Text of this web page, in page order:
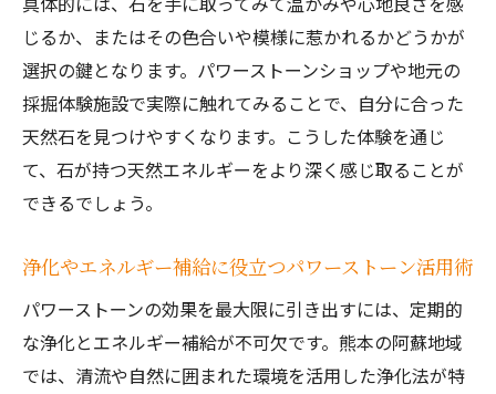
じるか、またはその色合いや模様に惹かれるかどうかが
選択の鍵となります。パワーストーンショップや地元の
採掘体験施設で実際に触れてみることで、自分に合った
天然石を見つけやすくなります。こうした体験を通じ
て、石が持つ天然エネルギーをより深く感じ取ることが
できるでしょう。
浄化やエネルギー補給に役立つパワーストーン活用術
パワーストーンの効果を最大限に引き出すには、定期的
な浄化とエネルギー補給が不可欠です。熊本の阿蘇地域
では、清流や自然に囲まれた環境を活用した浄化法が特